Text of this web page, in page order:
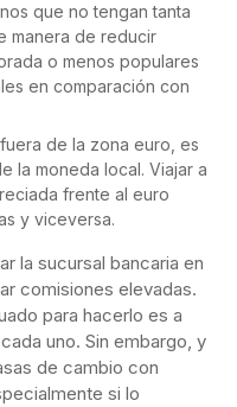
que no tengan tanta
manera de reducir
o menos populares
en comparación con
de la zona euro, es
la moneda local. Viajar a
frente al euro
y viceversa.
la sucursal bancaria en
comisiones elevadas.
para hacerlo es a
uno. Sin embargo, y
de cambio con
si lo